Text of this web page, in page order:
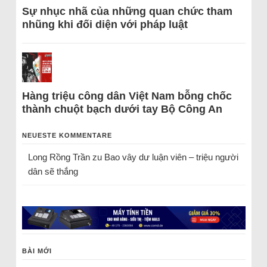
Sự nhục nhã của những quan chức tham
nhũng khi đối diện với pháp luật
Hàng triệu công dân Việt Nam bỗng chốc
thành chuột bạch dưới tay Bộ Công An
NEUESTE KOMMENTARE
Long Rồng Trầnzu Bao vây dư luận viên – triệu người
dân sẽ thắng
BÀI MỚI